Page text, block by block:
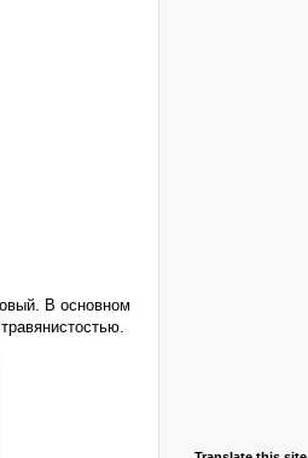
В основном